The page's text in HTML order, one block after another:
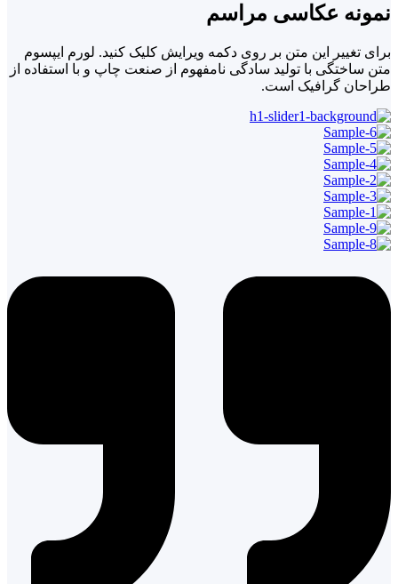
نمونه عکاسی مراسم
برای تغییر این متن بر روی دکمه ویرایش کلیک کنید. لورم ایپسوم
متن ساختگی با تولید سادگی نامفهوم از صنعت چاپ و با استفاده از
طراحان گرافیک است.